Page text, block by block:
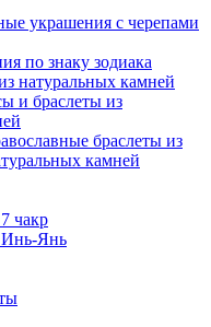
украшения с черепами
по знаку зодиака
натуральных камней
и браслеты из
браслеты из
камней
чакр
Инь-Янь